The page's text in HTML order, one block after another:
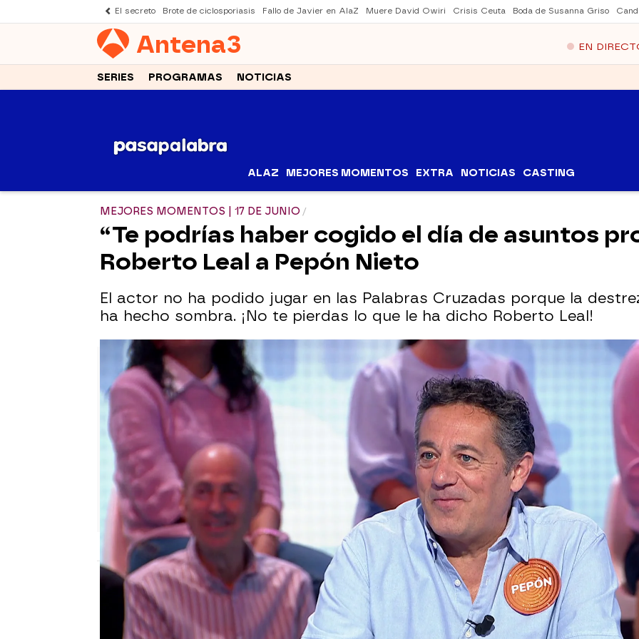
El secreto Brote de ciclosporiasis Fallo de Javier en AlaZ Muere David Owiri Crisis Ceuta Boda de Susanna Griso
Antena3 EN
SERIES PROGRAMAS NOTICIAS
ALAZ MEJORES MOMENTOS EXTRA NOTICIAS CASTING
MEJORES MOMENTOS | 17 DE JUNIO
“Te podrías haber cogido el día de asuntos
Roberto Leal a Pepón Nieto
El actor no ha podido jugar en las Palabras Cruzadas porque la
ha hecho sombra. ¡No te pierdas lo que le ha dicho Roberto Leal!
Sara Sanz Navarro
Publicado: 17 de junio de 2024, 20:39 Whatsapp
Facebook
X